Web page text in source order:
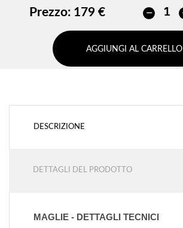
Prezzo: 179 €
AGGIUNGI AL CARRELLO
DESCRIZIONE
DETTAGLI DEL PRODOTTO
MAGLIE - DETTAGLI TECNICI